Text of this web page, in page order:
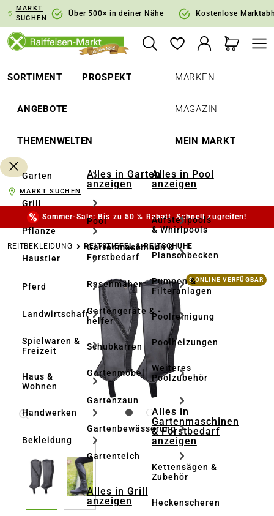
Zur Hauptnavigation springen
MARKT
SUCHEN
Über 500× in deiner Nähe Kostenlose
SORTIMENT PROSPEKT
ANGEBOTE
THEMENWELTEN
MARKEN
MAGAZIN
MEIN MARKT
Garten
Grill
Pflanze
Haustier
Pferd
Landwirtschaft
Spielwaren &
Freizeit
Haus &
Wohnen
Handwerken
Bekleidung
Alles in Garten
anzeigen
Pool
Gartenmaschinen &
Forstbedarf
Rasenmäher
Gartengeräte & -
helfer
Schubkarren
Gartenmöbel
Gartenzaun
Gartenbewässerung
Gartenteich
Alles in Grill
anzeigen
Alles in Pool
anzeigen
Aufstellpools
& Whirlpools
Planschbecken
Pumpen &
Filteranlagen
Poolreinigung
Poolheizungen
Weiteres
Poolzubehör
Alles in
Gartenmaschinen
& Forstbedarf
anzeigen
Kettensägen &
Zubehör
Heckenscheren
MARKT SUCHEN
Sommer-Sale: Bis zu 50 % Rabatt. Schnell zugreifen!
REITBEKLEIDUNG REITSTIEFEL & REITSCHUHE
Bildergalerie überspringen 3 ONLINE VERFÜGBAR